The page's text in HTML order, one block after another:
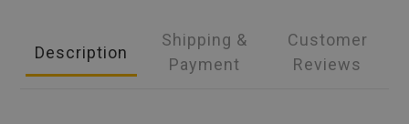
Description
Shipping &
Payment
Customer
Reviews